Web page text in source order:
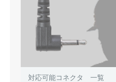
対応可能コネクタ 一覧